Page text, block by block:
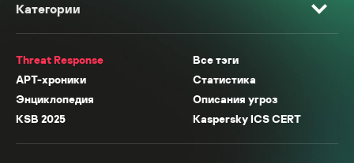
Категории
Threat Response
Все тэги
APT-хроники
Статистика
Энциклопедия
Описания угроз
KSB 2025
Kaspersky ICS CERT